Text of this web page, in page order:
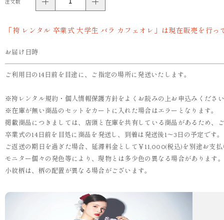
注文数
「袴 レンタル 卒業式 大学生 バラ カフェオレ」は現在販売を行っ
お届け日時
ご利用日の14日前を目途に、ご指定の場所に発送いたします。
※袴レンタル規約・個人情報保護方針をよくお読みの上お申込みくださ
※在庫が無い商品のセットをカートに入れた場合はエラーとなります。
掲載商品につきましては、店頭と在庫を共有している商品があるため
卒業式の14日前を目処に商品を発送し、到着は発送後1～3日の予定で
ご返送の期日を過ぎた場合、延滞料金として￥11,000(税込)を別途お支
モニター個々の発色等により、現物とは多少色の異なる場合があります。
小紋柄は、柄の配置が異なる場合がございます。